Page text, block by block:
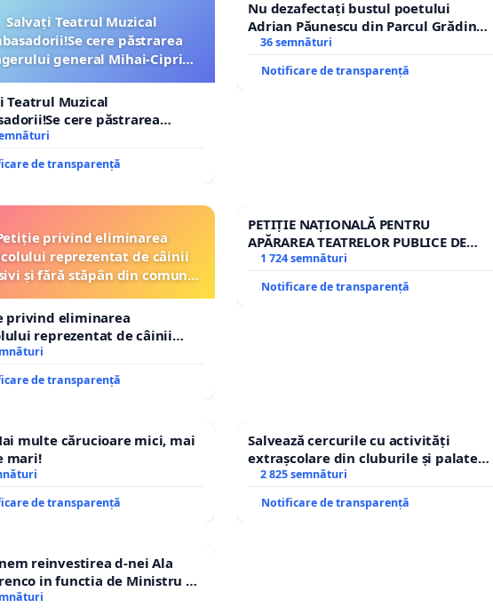
Salvați Teatrul Muzical
cere păstrarea
general Mihai-Ciprian
Teatrul Muzical
cere păstrarea
general Mihai-Ciprian
de transparență
Nu dezafectați bustul poetului
Adrian Păunescu din Parcul Grădina
Icoanei! Stop cenzurii culturale!
36 semnături
Notificare de transparență
privind eliminarea
reprezentat de câinii
și fără stăpân din comuna
privind eliminarea
reprezentat de câinii
și fără stăpân din comuna
de transparență
PETIȚIE NAȚIONALĂ PENTRU
APĂRAREA TEATRELOR PUBLICE DE
REPERTORIU DIN ROMÂNIA
1 724 semnături
Notificare de transparență
multe cărucioare mici, mai
mari!
de transparență
Salvează cercurile cu activități
extrașcolare din cluburile și palatele
copiilor
2 825 semnături
Notificare de transparență
reinvestirea d-nei Ala
in functia de Ministru al